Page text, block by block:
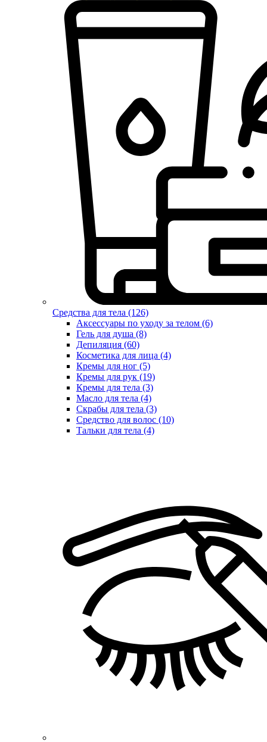
Средства для тела (126)
Аксессуары по уходу за телом (6)
Гель для душа (8)
Депиляция (60)
Косметика для лица (4)
Кремы для ног (5)
Кремы для рук (19)
Кремы для тела (3)
Масло для тела (4)
Скрабы для тела (3)
Средство для волос (10)
Тальки для тела (4)